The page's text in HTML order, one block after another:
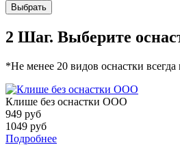
Выбрать
2 Шаг. Выберите
*Не менее 20 видов оснастки
Клише без оснастки ООО
949 руб
1049 руб
Подробнее